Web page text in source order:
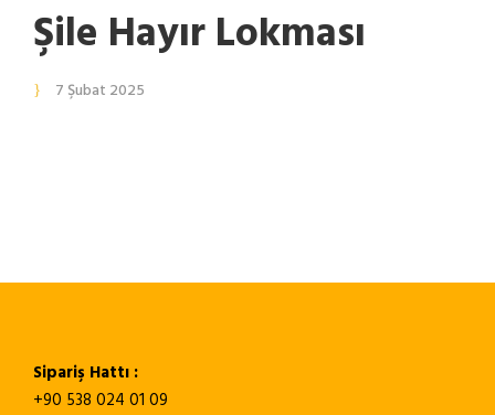
Şile Hayır Lokması
7 Şubat 2025
Sipariş Hattı :
+90 538 024 01 09